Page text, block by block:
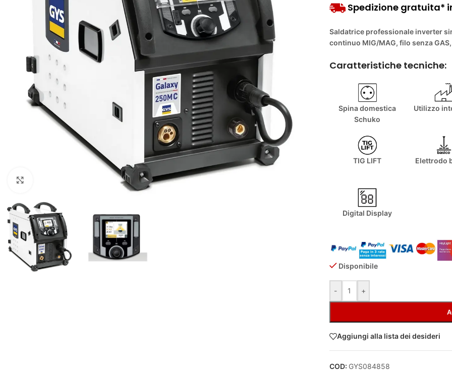
Spedizione gratuita*
Saldatrice professionale inverter
continuo MIG/MAG, filo senza
Caratteristiche tecniche:
Spina domestica
Schuko
Utilizzo
TIG LIFT Elettrodo
Digital Display
Disponibile
- +
Aggiungi alla lista dei desideri
COD: GYS084858